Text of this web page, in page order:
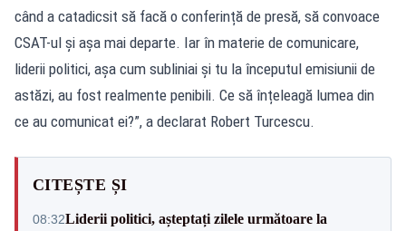
când a catadicsit să facă o conferință de presă, să convoace
CSAT-ul și așa mai departe. Iar în materie de comunicare,
liderii politici, așa cum subliniai și tu la începutul emisiunii de
astăzi, au fost realmente penibili. Ce să înțeleagă lumea din
ce au comunicat ei?”, a declarat Robert Turcescu.
CITEȘTE ȘI
08:32Liderii politici, așteptați zilele următoare la